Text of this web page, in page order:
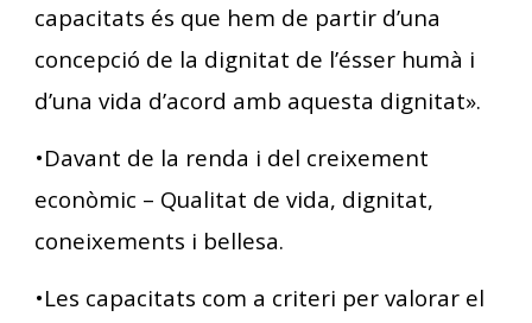
capacitats és que hem de partir d’una
concepció de la dignitat de l’ésser humà i
d’una vida d’acord amb aquesta dignitat».
•Davant de la renda i del creixement
econòmic – Qualitat de vida, dignitat,
coneixements i bellesa.
•Les capacitats com a criteri per valorar el